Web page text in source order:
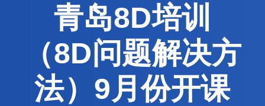
青岛8D培训
（8D问题解决方
法）9月份开课